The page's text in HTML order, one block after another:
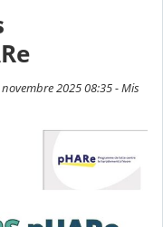
2025 08:35 - Mis